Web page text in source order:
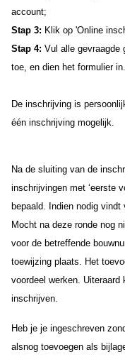
account;
Stap 3: Klik op 'Online
Stap 4: Vul alle gevraagde
toe, en dien het formulier in.
De inschrijving is
één inschrijving mogelijk.
Na de sluiting van de
inschrijvingen met ‘eerste
bepaald. Indien nodig
Mocht na deze ronde nog
voor de betreffende
toewijzing plaats. Het
voordeel werken.
inschrijven.
Heb je je ingeschreven
alsnog toevoegen als